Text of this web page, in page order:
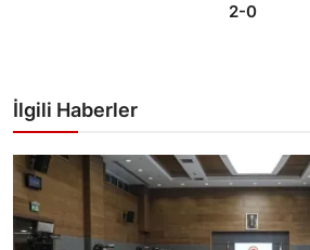
2-0
İlgili Haberler